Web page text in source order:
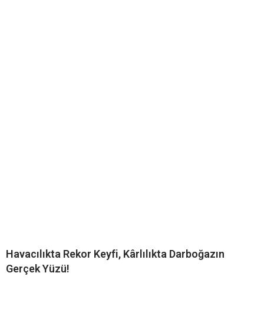
Havacılıkta Rekor Keyfi, Kârlılıkta Darboğazın
Gerçek Yüzü!